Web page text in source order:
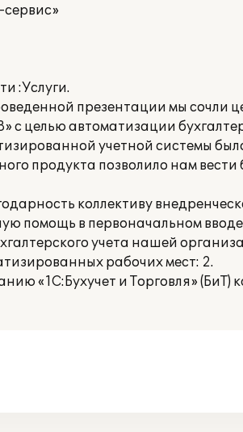
:Услуги.
презентации мы сочли
с целью автоматизации
учетной системы
продукта позволило нам
коллективу
помощь в первоначальном
учета нашей
рабочих мест: 2.
«1С:Бухучет и Торговля»